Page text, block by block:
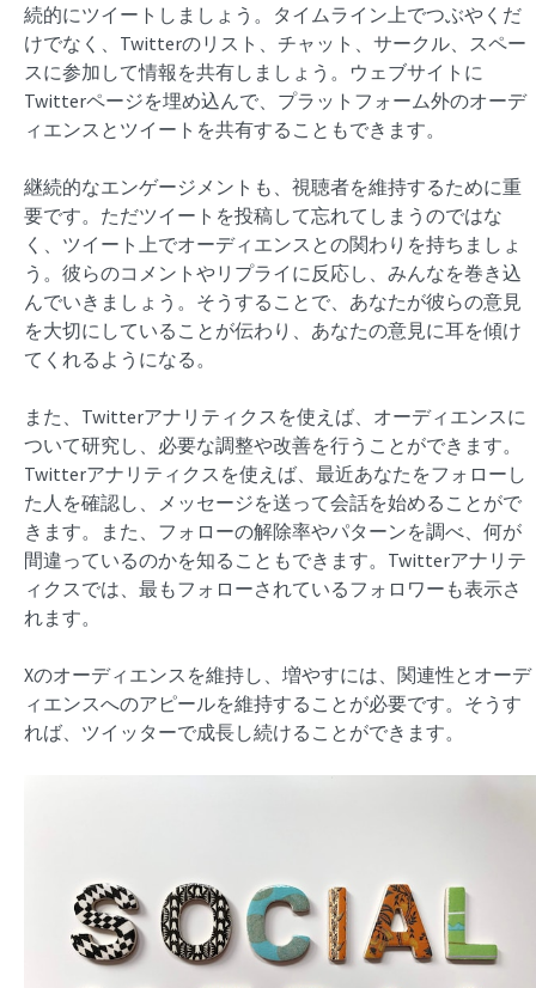
続的にツイートしましょう。タイムライン上でつぶやくだ
けでなく、Twitterのリスト、チャット、サークル、スペー
スに参加して情報を共有しましょう。ウェブサイトに
Twitterページを埋め込んで、プラットフォーム外のオーデ
ィエンスとツイートを共有することもできます。
継続的なエンゲージメントも、視聴者を維持するために重
要です。ただツイートを投稿して忘れてしまうのではな
く、ツイート上でオーディエンスとの関わりを持ちましょ
う。彼らのコメントやリプライに反応し、みんなを巻き込
んでいきましょう。そうすることで、あなたが彼らの意見
を大切にしていることが伝わり、あなたの意見に耳を傾け
てくれるようになる。
また、Twitterアナリティクスを使えば、オーディエンスに
ついて研究し、必要な調整や改善を行うことができます。
Twitterアナリティクスを使えば、最近あなたをフォローし
た人を確認し、メッセージを送って会話を始めることがで
きます。また、フォローの解除率やパターンを調べ、何が
間違っているのかを知ることもできます。Twitterアナリテ
ィクスでは、最もフォローされているフォロワーも表示さ
れます。
Xのオーディエンスを維持し、増やすには、関連性とオーデ
ィエンスへのアピールを維持することが必要です。そうす
れば、ツイッターで成長し続けることができます。